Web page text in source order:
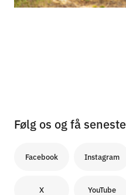
Følg os og få
Facebook Instagram
X YouTube